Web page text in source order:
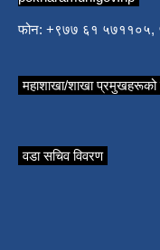
फोन: +९७७ ६१ ५७११०५,
महाशाखा/शाखा प्रमुखहरूको
वडा सचिव विवरण